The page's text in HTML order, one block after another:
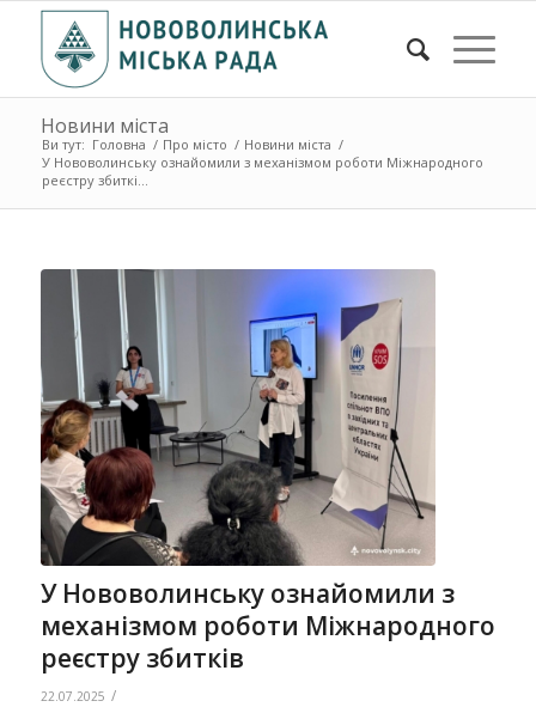
Новини міста
Ви тут: Головна / Про місто / Новини міста /
У Нововолинську ознайомили з механізмом роботи Міжнародного
реєстру збиткі...
У Нововолинську ознайомили з
механізмом роботи Міжнародного
реєстру збитків
22.07.2025 /